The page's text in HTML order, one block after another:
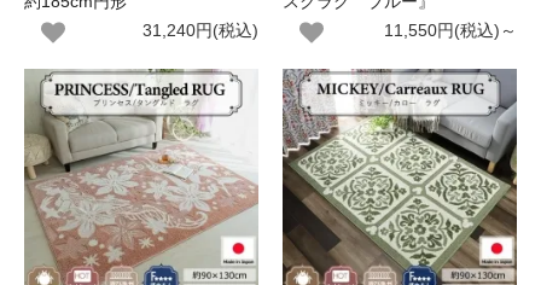
31,240円(税込)
11,550円(税込)～